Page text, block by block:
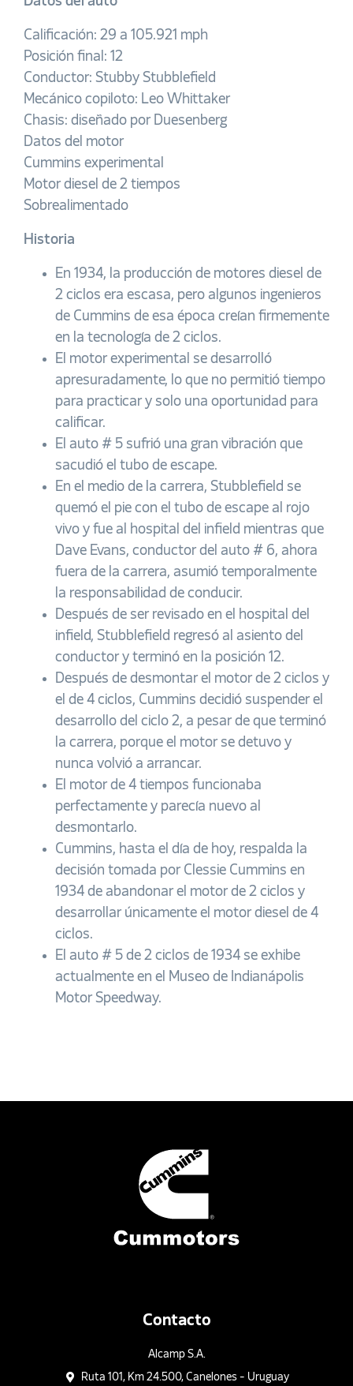
Calificación: 29 a 105.921 mph
Posición final: 12
Conductor: Stubby Stubblefield
Mecánico copiloto: Leo Whittaker
Chasis: diseñado por Duesenberg
Datos del motor
Cummins experimental
Motor diesel de 2 tiempos
Sobrealimentado
Historia
En 1934, la producción de motores diesel de
2 ciclos era escasa, pero algunos ingenieros
de Cummins de esa época creían firmemente
en la tecnología de 2 ciclos.
El motor experimental se desarrolló
apresuradamente, lo que no permitió tiempo
para practicar y solo una oportunidad para
calificar.
El auto # 5 sufrió una gran vibración que
sacudió el tubo de escape.
En el medio de la carrera, Stubblefield se
quemó el pie con el tubo de escape al rojo
vivo y fue al hospital del infield mientras que
Dave Evans, conductor del auto # 6, ahora
fuera de la carrera, asumió temporalmente
la responsabilidad de conducir.
Después de ser revisado en el hospital del
infield, Stubblefield regresó al asiento del
conductor y terminó en la posición 12.
Después de desmontar el motor de 2 ciclos y
el de 4 ciclos, Cummins decidió suspender el
desarrollo del ciclo 2, a pesar de que terminó
la carrera, porque el motor se detuvo y
nunca volvió a arrancar.
El motor de 4 tiempos funcionaba
perfectamente y parecía nuevo al
desmontarlo.
Cummins, hasta el día de hoy, respalda la
decisión tomada por Clessie Cummins en
1934 de abandonar el motor de 2 ciclos y
desarrollar únicamente el motor diesel de 4
ciclos.
El auto # 5 de 2 ciclos de 1934 se exhibe
actualmente en el Museo de Indianápolis
Motor Speedway.
Contacto
Alcamp S.A.
Ruta 101, Km 24.500, Canelones - Uruguay